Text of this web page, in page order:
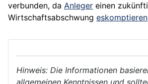
verbunden, da Anleger einen
Wirtschaftsabschwung eskomptieren
Hinweis: Die Informationen